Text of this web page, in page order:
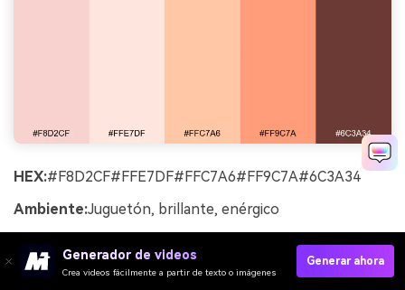
HEX:#F8D2CF#FFE7DF#FFC7A6#FF9C7A#6C3A34
Ambiente:Juguetón, brillante, enérgico
Gráficos promocionales de redes sociales
Juguetones y enérgicos como gaseoso sobre hielo,
Generador de videos
Crea videos fácilmente a partir de texto o imágenes
Generar ahora